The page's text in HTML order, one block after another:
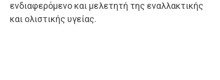
ενδιαφερόμενο και μελετητή της εναλλακτικής
και ολιστικής υγείας.